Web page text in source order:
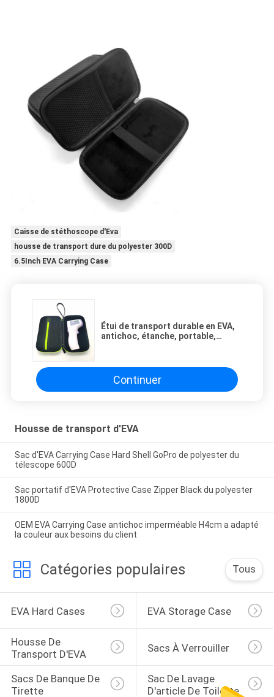
Caisse de stéthoscope d'Eva
housse de transport dure du polyester 300D
6.5Inch EVA Carrying Case
Étui de transport durable en EVA,
antichoc, étanche, portable,
Continuer
Housse de transport d'EVA
Sac d'EVA Carrying Case Hard Shell GoPro de polyester du
télescope 600D
Sac portatif d'EVA Protective Case Zipper Black du polyester
1800D
OEM EVA Carrying Case antichoc imperméable H4cm a adapté
la couleur aux besoins du client
Catégories populaires Tous
EVA Hard Cases EVA Storage Case
Housse De
Transport D'EVA
Sacs À Verrouiller
Sacs De Banque De
Tirette
Sac De Lavage
D'article De Toilette